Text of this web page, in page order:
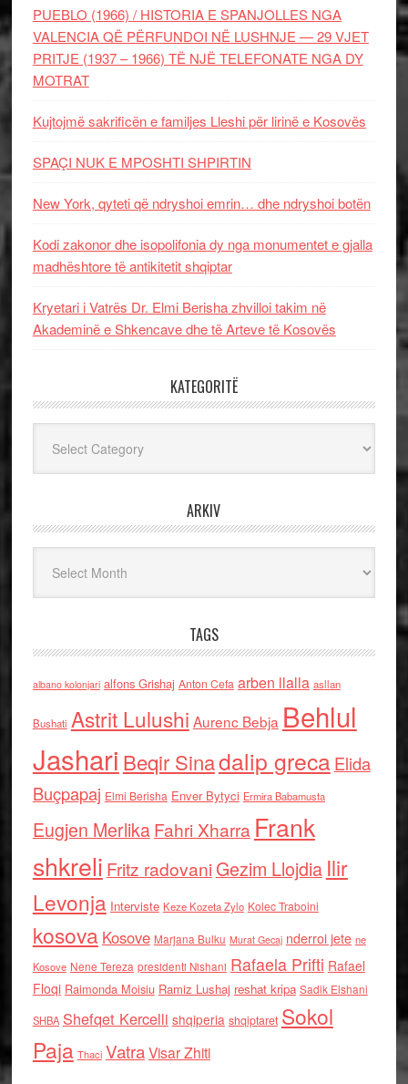
PUEBLO (1966) / HISTORIA E SPANJOLLES NGA
VALENCIA QË PËRFUNDOI NË LUSHNJE — 29 VJET
PRITJE (1937 – 1966) TË NJË TELEFONATE NGA DY
MOTRAT
Kujtojmë sakrificën e familjes Lleshi për lirinë e Kosovës
SPAÇI NUK E MPOSHTI SHPIRTIN
New York, qyteti që ndryshoi emrin… dhe ndryshoi botën
Kodi zakonor dhe isopolifonia dy nga monumentet e gjalla
madhështore të antikitetit shqiptar
Kryetari i Vatrës Dr. Elmi Berisha zhvilloi takim në
Akademinë e Shkencave dhe të Arteve të Kosovës
KATEGORITË
ARKIV
TAGS
albano kolonjari alfons Grishaj Anton Cefa arben llalla asllan
Bushati Astrit Lulushi Aurenc Bebja Behlul
Jashari Beqir Sinadalip grecaElida
Buçpapaj Elmi Berisha Enver Bytyci Ermira Babamusta
Eugjen MerlikaFahri Xharra Frank
shkreli Fritz radovaniGezim Llojdia Ilir
Levonja Interviste Keze Kozeta Zylo Kolec Traboini
kosova Kosove Marjana Bulku Murat Gecaj nderroi jete ne
Kosove Nene Tereza presidenti Nishani Rafaela Prifti Rafael
Floqi Raimonda Moisiu Ramiz Lushaj reshat kripa Sadik Elshani
SHBA Shefqet Kercelli shqiperia shqiptaret Sokol
Paja Thaci VatraVisar Zhiti